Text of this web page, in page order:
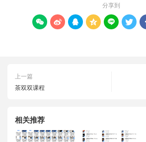
分享到
     
上一篇
茶双双课程
相关推荐